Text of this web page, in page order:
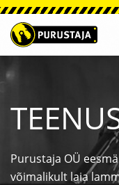
Purustaja OÜ
võimalikult laia